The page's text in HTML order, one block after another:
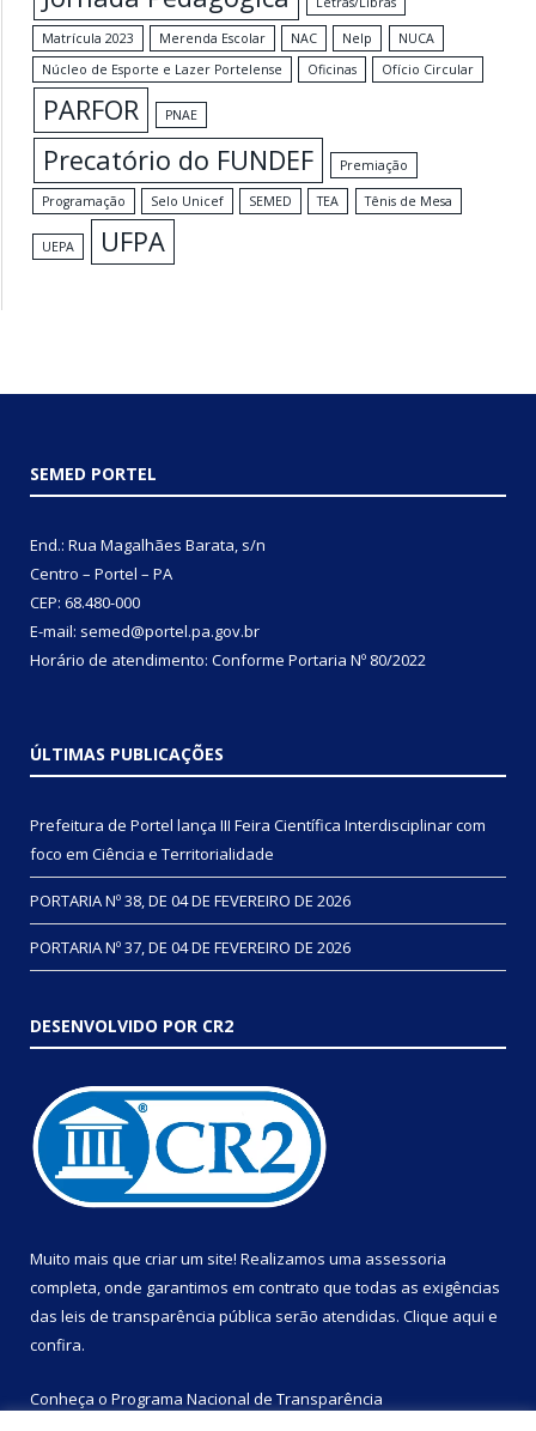
Matrícula 2023 Merenda Escolar NAC Nelp
NUCA
Núcleo de Esporte e Lazer Portelense
Oficinas Ofício Circular
PARFOR PNAE
Precatório do FUNDEF Premiação
Programação Selo Unicef SEMED TEA Tênis de Mesa
UEPA UFPA
SEMED PORTEL
End.: Rua Magalhães Barata, s/n
Centro – Portel – PA
CEP: 68.480-000
E-mail: semed@portel.pa.gov.br
Horário de atendimento: Conforme Portaria Nº 80/2022
ÚLTIMAS PUBLICAÇÕES
Prefeitura de Portel lança III Feira Científica Interdisciplinar com
foco em Ciência e Territorialidade
PORTARIA Nº 38, DE 04 DE FEVEREIRO DE 2026
PORTARIA Nº 37, DE 04 DE FEVEREIRO DE 2026
DESENVOLVIDO POR CR2
Muito mais que criar um site! Realizamos uma assessoria
completa, onde garantimos em contrato que todas as exigências
das leis de transparência pública serão atendidas. Clique aqui e
confira.
Conheça o Programa Nacional de Transparência